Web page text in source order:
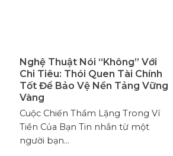
Nghệ Thuật Nói “Không” Với
Chi Tiêu: Thói Quen Tài Chính
Tốt Để Bảo Vệ Nền Tảng Vững
Vàng
Cuộc Chiến Thầm Lặng Trong Ví
Tiền Của Bạn Tin nhắn từ một
người bạn...